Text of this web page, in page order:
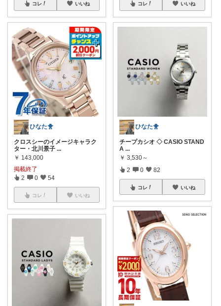
コレ いいね
ひなた🐥
クロスシーのイメージキャラク
ター・北川景子 ...
￥ 143,000
掲載終了
2 0 54
コレ いいね
コレ いいね
ひなた🐥
チープカシオ ◇ CASIO STAND
A ...
￥ 3,530～
2 0 82
コレ いいね